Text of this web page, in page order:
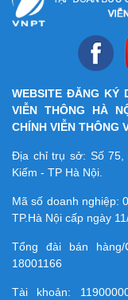
WEBSITE ĐĂNG KÝ
VIỄN THÔNG HÀ
CHÍNH VIỄN THÔNG
Địa chỉ trụ sở: Số 75,
Kiếm - TP Hà Nội.
Mã số doanh nghiệp:
TP.Hà Nội cấp ngày
Tổng đài bán
18001166
Tài khoản: